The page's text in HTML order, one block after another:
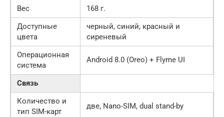
Вес
168 г.
Доступные
цвета
черный, синий, красный и
сиреневый
Операционная
система
Android 8.0 (Oreo) + Flyme UI
Связь
Количество и
тип SIM-карт
две, Nano-SIM, dual stand-by